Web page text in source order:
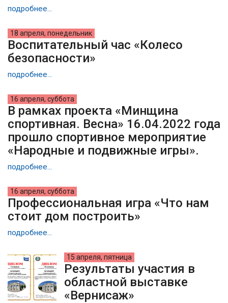
подробнее...
18 апреля, понедельник
Воспитательный час «Колесо
безопасности»
подробнее...
16 апреля, суббота
В рамках проекта «Минщина
спортивная. Весна» 16.04.2022 года
прошло спортивное мероприятие
«Народные и подвижные игры».
подробнее...
16 апреля, суббота
Профессиональная игра «Что нам
стоит дом построить»
подробнее...
15 апреля, пятница
Результаты участия в
областной выставке
«Вернисаж»